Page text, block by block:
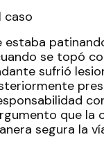
caso
estaba
se topó
sufrió
que la
segura la